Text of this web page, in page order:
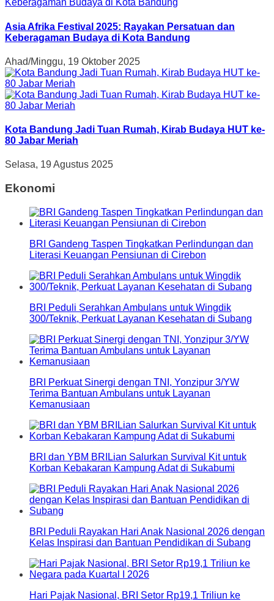
Asia Afrika Festival 2025: Rayakan Persatuan dan
Keberagaman Budaya di Kota Bandung
Ahad/Minggu, 19 Oktober 2025
Kota Bandung Jadi Tuan Rumah, Kirab Budaya HUT ke-
80 Jabar Meriah
Selasa, 19 Agustus 2025
Ekonomi
BRI Gandeng Taspen Tingkatkan Perlindungan dan
Literasi Keuangan Pensiunan di Cirebon
BRI Peduli Serahkan Ambulans untuk Wingdik
300/Teknik, Perkuat Layanan Kesehatan di Subang
BRI Perkuat Sinergi dengan TNI, Yonzipur 3/YW
Terima Bantuan Ambulans untuk Layanan
Kemanusiaan
BRI dan YBM BRILian Salurkan Survival Kit untuk
Korban Kebakaran Kampung Adat di Sukabumi
BRI Peduli Rayakan Hari Anak Nasional 2026 dengan
Kelas Inspirasi dan Bantuan Pendidikan di Subang
Hari Pajak Nasional, BRI Setor Rp19,1 Triliun ke